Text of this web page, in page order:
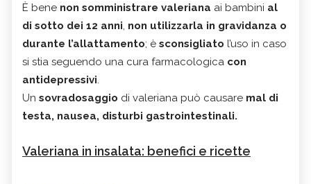
È bene non somministrare valeriana ai bambini al
di sotto dei 12 anni, non utilizzarla in gravidanza o
durante l’allattamento; è sconsigliato l’uso in caso
si stia seguendo una cura farmacologica con
antidepressivi.
Un sovradosaggio di valeriana può causare mal di
testa, nausea, disturbi gastrointestinali.
Valeriana in insalata: benefici e ricette